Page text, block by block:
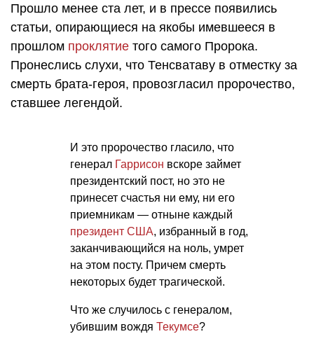
Прошло менее ста лет, и в прессе появились
статьи, опирающиеся на якобы имевшееся в
прошлом проклятие того самого Пророка.
Пронеслись слухи, что Тенсватаву в отместку за
смерть брата-героя, провозгласил пророчество,
ставшее легендой.
И это пророчество гласило, что
генерал Гаррисон вскоре займет
президентский пост, но это не
принесет счастья ни ему, ни его
приемникам — отныне каждый
президент США, избранный в год,
заканчивающийся на ноль, умрет
на этом посту. Причем смерть
некоторых будет трагической.
Что же случилось с генералом,
убившим вождя Текумсе?